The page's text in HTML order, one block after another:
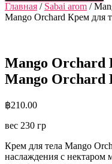
Главная / Sabai arom /
Mango Orchard Крем для
Mango Orchard
Mango Orchard
฿210.00
вес 230 гр
Крем для тела Mango
наслаждения с нектаром